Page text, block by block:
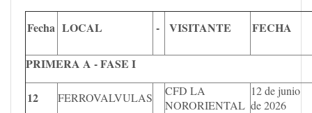
Fecha LOCAL - VISITANTE FECHA
PRIMERA A - FASE I
12 FERROVALVULAS
CFD LA
NORORIENTAL
12 de junio
de 2026